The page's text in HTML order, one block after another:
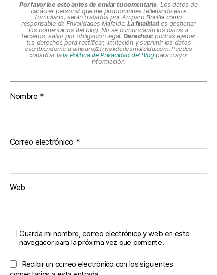
Por favor lee esto antes de enviar tu comentario. Los datos de
carácter personal que me proporciones rellenando este
formulario, serán tratados por Amparo Bonilla como
responsable de Frivolidades Mafalda. La finalidades gestionar
los comentarios del blog. No se comunicarán los datos a
terceros, salvo por obligación legal. Derechos: podrás ejercer
tus derechos para rectificar, limitación y suprimir los datos
escribiéndome a amparo@frivolidadesmafalda.com. Puedes
consultar lala Política de Privacidad del Blog para mayor
información.
Nombre *
Correo electrónico *
Web
Guarda mi nombre, correo electrónico y web en este
navegador para la próxima vez que comente.
Recibir un correo electrónico con los siguientes